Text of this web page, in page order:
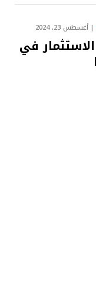
أغسطس 23, 2024
في